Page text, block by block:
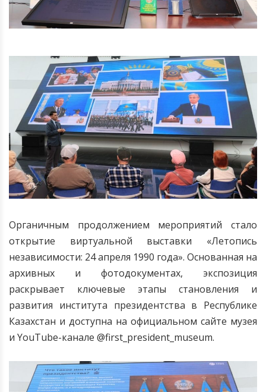
Органичным продолжением мероприятий стало
открытие виртуальной выставки «Летопись
независимости: 24 апреля 1990 года». Основанная на
архивных и фотодокументах, экспозиция
раскрывает ключевые этапы становления и
развития института президентства в Республике
Казахстан и доступна на официальном сайте музея
и YouTube-канале @first_president_museum.